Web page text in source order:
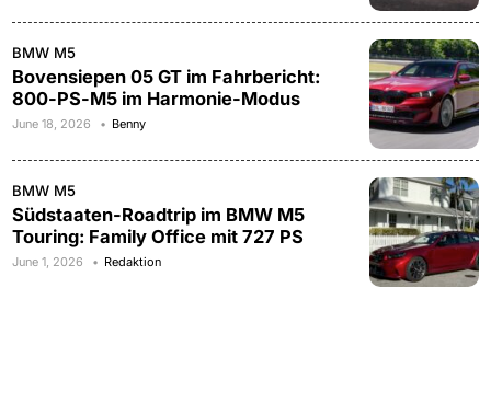
BMW M5
Bovensiepen 05 GT im Fahrbericht:
800-PS-M5 im Harmonie-Modus
June 18, 2026 Benny
BMW M5
Südstaaten-Roadtrip im BMW M5
Touring: Family Office mit 727 PS
June 1, 2026 Redaktion